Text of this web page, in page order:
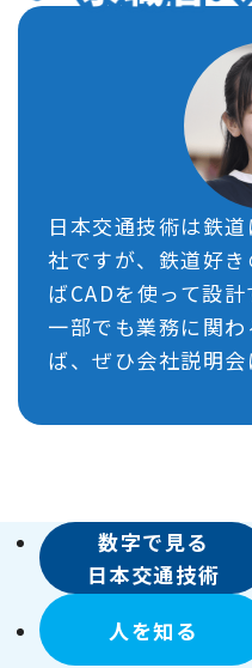
日本交通技術は鉄
社ですが、鉄道好
ばCADを使って設計
一部でも業務に関
ば、ぜひ会社説明会
数字で見る
日本交通技術
人を知る